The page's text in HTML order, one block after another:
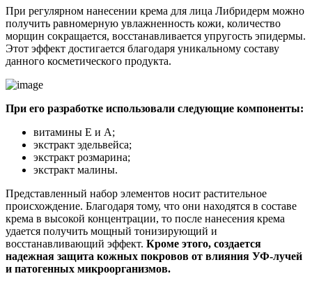
При регулярном нанесении крема для лица Либридерм можно
получить равномерную увлажненность кожи, количество
морщин сокращается, восстанавливается упругость эпидермы.
Этот эффект достигается благодаря уникальному составу
данного косметического продукта.
При его разработке использовали следующие компоненты:
витамины Е и А;
экстракт эдельвейса;
экстракт розмарина;
экстракт малины.
Представленный набор элементов носит растительное
происхождение. Благодаря тому, что они находятся в составе
крема в высокой концентрации, то после нанесения крема
удается получить мощный тонизирующий и
восстанавливающий эффект. Кроме этого, создается
надежная защита кожных покровов от влияния УФ-лучей
и патогенных микроорганизмов.